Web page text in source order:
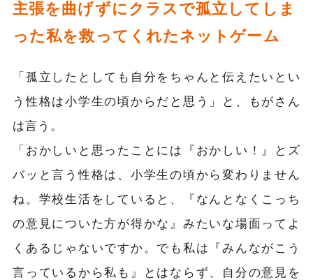
主張を曲げずにクラスで孤立してしま
った私を救ってくれたネットゲーム
「孤立したとしても自分をちゃんと伝えたいとい
う性格は小学生の頃からだと思う」と、もがさん
は言う。
「おかしいと思ったことには『おかしい！』とズ
バッと言う性格は、小学生の頃から変わりません
ね。学校生活をしていると、『なんとなくこっち
の意見についた方が得かな』みたいな場面ってよ
くあるじゃないですか。でも私は『みんながこう
言っているから私も』とはならず、自分の意見を